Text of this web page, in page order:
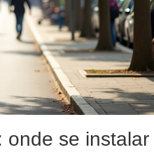
onde se instalar